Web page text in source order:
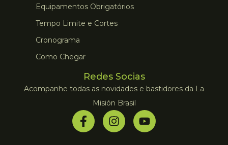
Equipamentos Obrigatórios
Tempo Limite e Cortes
Cronograma
Como Chegar
Redes Socias
Acompanhe todas as novidades e bastidores da La
Misión Brasil